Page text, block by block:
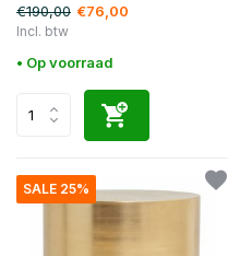
€190,00 €76,00
Incl. btw
• Op voorraad
SALE 25%